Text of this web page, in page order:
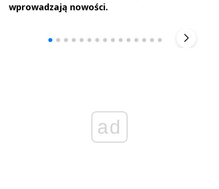
wprowadzają nowości.
ad
Andrzej i Marta Sterniccy